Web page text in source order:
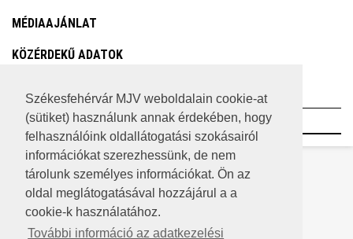
Székesfehérvár MJV weboldalain cookie-at
(sütiket) használunk annak érdekében, hogy
felhasználóink oldallátogatási szokásairól
információkat szerezhessünk, de nem
tárolunk személyes információkat. Ön az
oldal meglátogatásával hozzájárul a a
cookie-k használatához.
További információ az adatkezelési
MÉDIAAJÁNLAT
KÖZÉRDEKŰ ADATOK
©2023 SZÉKESFEHÉRVÁR MEGYEI JOGÚ VÁROS